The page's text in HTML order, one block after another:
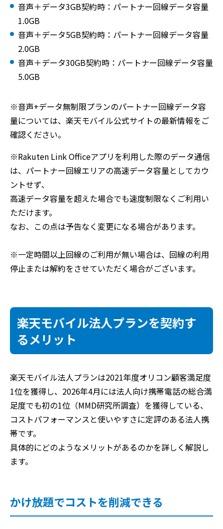
音声＋データ3GB契約時：パートナー回線データ容量
1.0GB
音声＋データ5GB契約時：パートナー回線データ容量
2.0GB
音声＋データ30GB契約時：パートナー回線データ容量
5.0GB
※音声+データ無制限プランのパートナー回線データ容
量については、楽天モバイル公式サイトの最新情報をご
確認ください。
※Rakuten Link Officeアプリを利用した際のデータ通信
は、パートナー回線エリアの高速データ容量としてカウ
ントせず、
高速データ容量を超えた場合でも速度制限なくご利用い
ただけます。
なお、この点は予告なく変更になる場合があります。
※一定時間以上回線のご利用が無い場合は、回線の利用
停止または解約をさせていただく場合がございます。
楽天モバイル法人プランを契約す
るメリット
楽天モバイル法人プランは2021年度オリコン顧客満足度
1位を獲得し、2026年4月には法人向け携帯電話の総合満
足度でも初の1位（MMD研究所調査）を獲得している、
コストパフォーマンスと使いやすさに定評のある法人携
帯です。
具体的にどのようなメリットがあるのかを詳しく解説し
ます。
かけ放題でコストを削減できる